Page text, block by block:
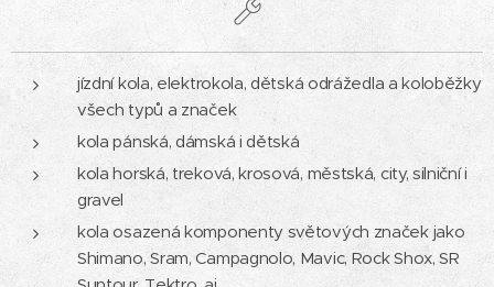
jízdní kola, elektrokola, dětská odrážedla a koloběžky
všech typů a značek
kola pánská, dámská i dětská
kola horská, treková, krosová, městská, city, silniční i
gravel
kola osazená komponenty světových značek jako
Shimano, Sram, Campagnolo, Mavic, Rock Shox, SR